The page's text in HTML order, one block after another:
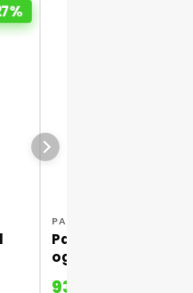
PANASONIC
Panasonic
og skæg
934 kr.